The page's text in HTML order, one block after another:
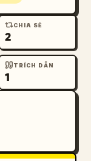
CHIA SẺ
2
TRÍCH DẪN
1